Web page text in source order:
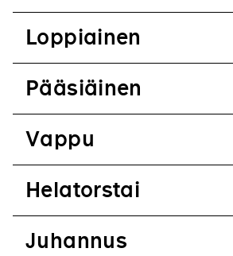
Loppiainen
Pääsiäinen
Vappu
Helatorstai
Juhannus